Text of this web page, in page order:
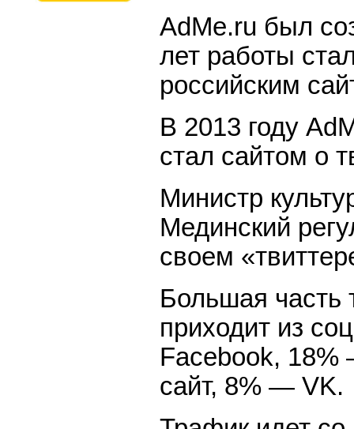
AdMe.ru был
лет работы
российским
В 2013 году
стал сайтом о
Министр
Мединский
своем
Большая часть
приходит из
Facebook,
сайт, 8% — VK.